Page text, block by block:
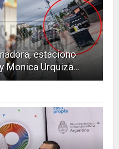
estaciono
Monica Urquiza...